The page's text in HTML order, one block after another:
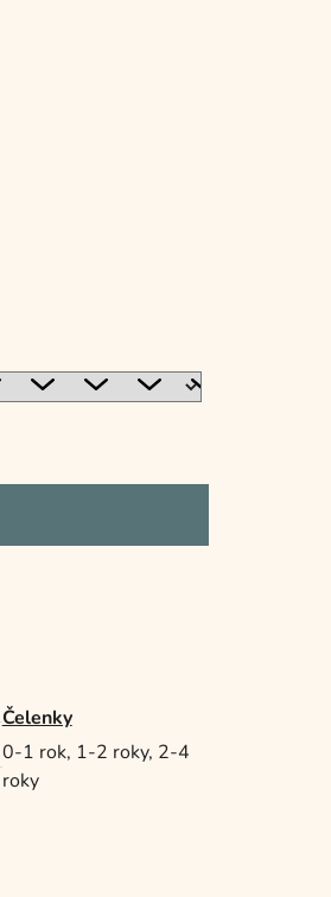
Čelenky
0-1 rok, 1-2 roky, 2-4
roky